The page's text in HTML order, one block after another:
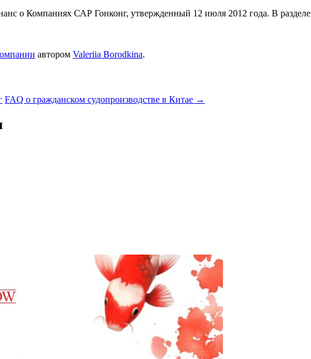
о Компаниях САР Гонконг, утвержденный 12 июля 2012 года. В разделе
автором Valeriia Borodkina.
FAQ о гражданском судопроизводстве в Китае →